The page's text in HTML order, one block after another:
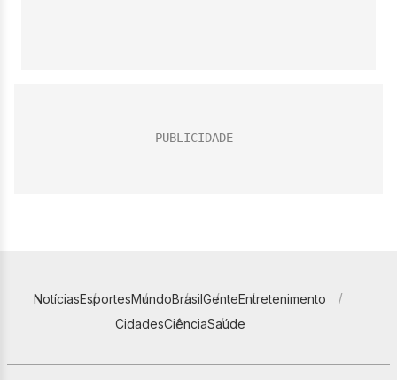
NotíciasEsportesMundoBrasilGenteEntretenimento
CidadesCiênciaSaúde